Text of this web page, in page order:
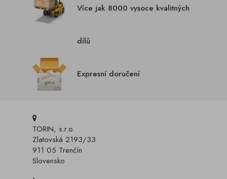
Více jak 8000 vysoce kvalitných
dílů
Expresní doručení
TORIN, s.r.o.
Zlatovská 2193/33
911 05 Trenčín
Slovensko